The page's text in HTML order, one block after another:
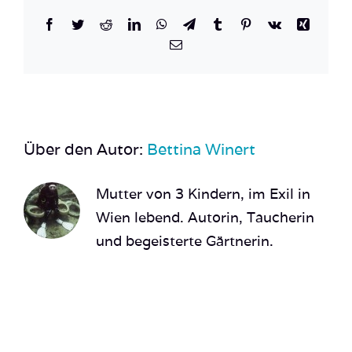
Facebook
TwitterRedditLinkedInWhatsApp
TelegramTumblrPinterest
Vk
Xing
E-
Über den Autor: Bettina Winert
Mutter von 3 Kindern, im Exil in
Wien lebend. Autorin, Taucherin
und begeisterte Gärtnerin.